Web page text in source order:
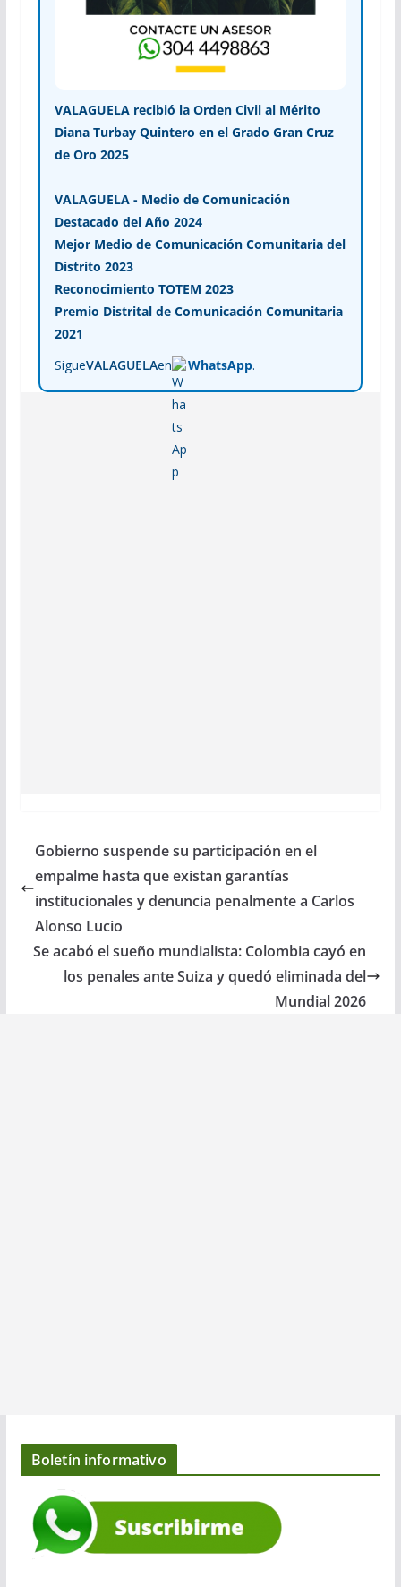
VALAGUELA recibió la Orden Civil al Mérito
Diana Turbay Quintero en el Grado Gran Cruz
de Oro 2025
VALAGUELA - Medio de Comunicación
Destacado del Año 2024
Mejor Medio de Comunicación Comunitaria del
Distrito 2023
Reconocimiento TOTEM 2023
Premio Distrital de Comunicación Comunitaria
2021
SigueVALAGUELAen WhatsApp.
Gobierno suspende su participación en el
empalme hasta que existan garantías
institucionales y denuncia penalmente a Carlos
Alonso Lucio
Se acabó el sueño mundialista: Colombia cayó en
los penales ante Suiza y quedó eliminada del
Mundial 2026
Boletín informativo